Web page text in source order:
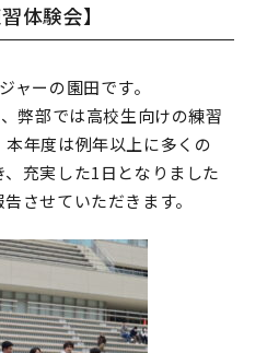
体験会】
ャーの園田です。
弊部では高校生向けの練習
年度は例年以上に多くの
充実した1日となりました
させていただきます。